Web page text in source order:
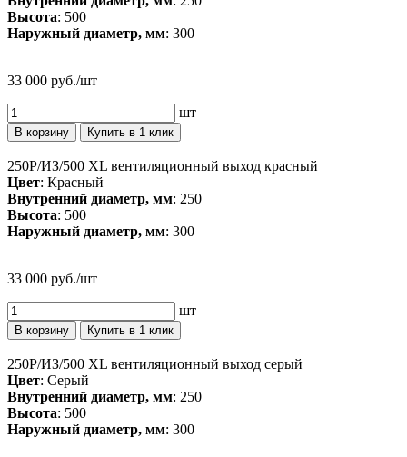
Высота: 500
Наружный диаметр, мм: 300
33 000 руб./шт
шт
В корзину Купить в 1 клик
250P/ИЗ/500 XL вентиляционный выход красный
Цвет: Красный
Внутренний диаметр, мм: 250
Высота: 500
Наружный диаметр, мм: 300
33 000 руб./шт
шт
В корзину Купить в 1 клик
250P/ИЗ/500 XL вентиляционный выход серый
Цвет: Серый
Внутренний диаметр, мм: 250
Высота: 500
Наружный диаметр, мм: 300